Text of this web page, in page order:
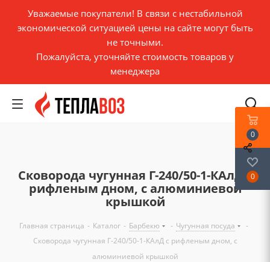
Уважаемые покупатели! В связи с нестабильной
экономической ситуацией цены на сайте могут быть
не точными.
Пожалуйста, уточняйте стоимость товаров у
менеджера
Сковорода чугунная Г-240/50-1-КАлД с
рифленым дном, с алюминиевой
крышкой
Главная страница - Каталог - Барбекю - Чугунная посуда
-
Сковорода чугунная Г-240/50-1-КАлД с рифленым дном, с
алюминиевой крышкой
0
0